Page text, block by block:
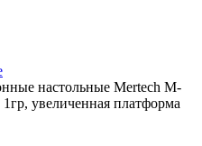
настольные Mertech M-
увеличенная платформа